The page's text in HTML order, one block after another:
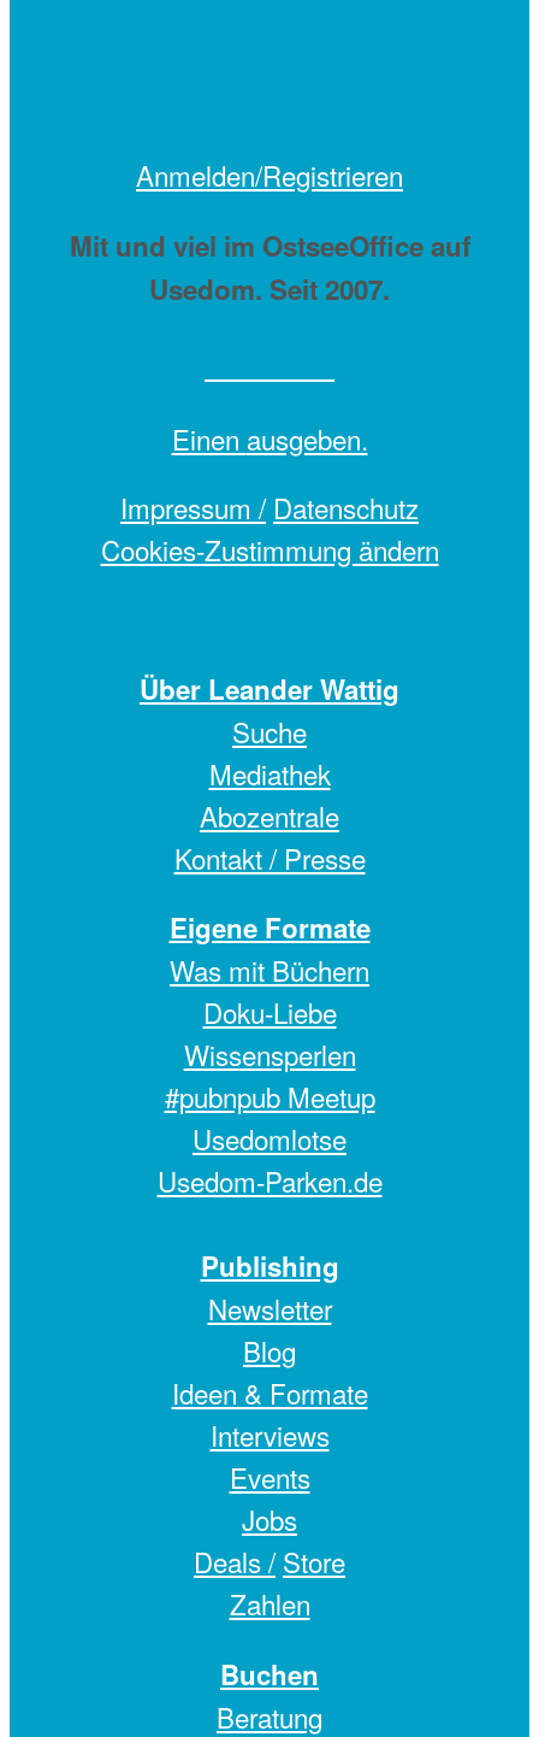
Anmelden/Registrieren
Mit und viel im OstseeOffice auf
Usedom. Seit 2007.
Einen ausgeben.
Impressum / Datenschutz
Cookies-Zustimmung ändern
Über Leander Wattig
Suche
Mediathek
Abozentrale
Kontakt / Presse
Eigene Formate
Was mit Büchern
Doku-Liebe
Wissensperlen
#pubnpub Meetup
Usedomlotse
Usedom-Parken.de
Publishing
Newsletter
Blog
Ideen & Formate
Interviews
Events
Jobs
Deals / Store
Zahlen
Buchen
Beratung